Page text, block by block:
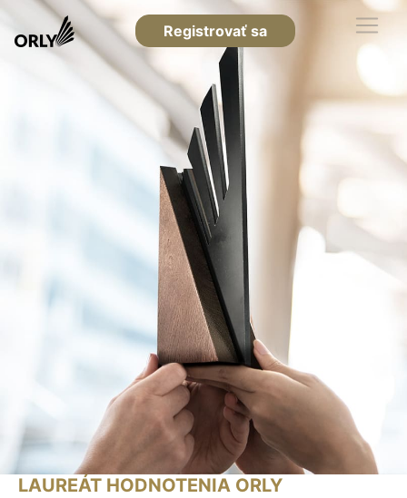
Registrovať sa
LAUREÁT HODNOTENIA ORLY